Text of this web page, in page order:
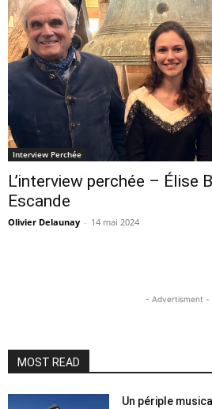
Interview Perchée
L’interview perchée – Élise
Escande
Olivier Delaunay - 14 mai 2024
- Advertisment -
MOST READ
Un périple